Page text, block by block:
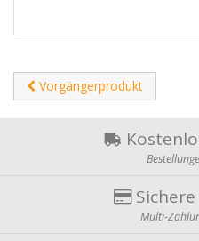
Vorgängerprodukt
Sichere
Multi-